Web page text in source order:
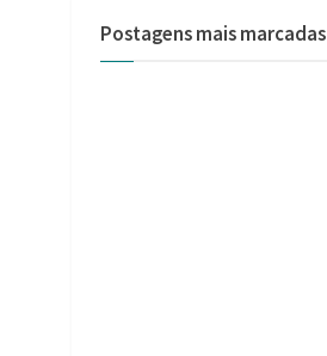
Postagens mais marcadas